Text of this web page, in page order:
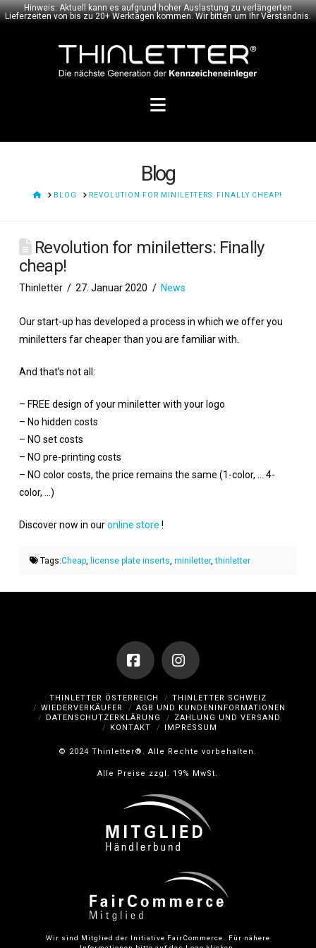
Hinweis: Aktuell kann es aufgrund hoher Auslastung zu verlängerten
Lieferzeiten von bis zu 20+ Werktagen kommen. Wir bitten um Ihr Verständnis.
Navigation
Blog
HOMEBLOG REVOLUTION FOR MINILETTERS: FINALLY CHEAP!
Revolution for miniletters: Finally
cheap!
Thinletter 27. Januar 2020 News
Our start-up has developed a process in which we offer you
miniletters far cheaper than you are familiar with.
And that’s not all:
– FREE design of your miniletter with your logo
– No hidden costs
– NO set costs
– NO pre-printing costs
– NO color costs, the price remains the same (1-color, … 4-
color, …)
Discover now in ouronline store !
Tags:Cheap, license plate inserts,miniletter,thinletter
FacebookInstagram
THINLETTER ÖSTERREICH
THINLETTER SCHWEIZ
WIEDERVERKÄUFER
AGB UND KUNDENINFORMATIONEN
DATENSCHUTZERKLÄRUNG
ZAHLUNG UND VERSAND
KONTAKT
IMPRESSUM
© 2024 Thinletter®. Alle Rechte vorbehalten.
Alle Preise zzgl. 19% MwSt.
Wir sind Mitglied der Initiative FairCommerce.
Für nähere